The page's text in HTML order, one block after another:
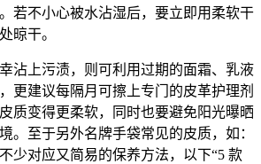
若不小心被水沾湿后，要立即用柔软干
晾干。
沾上污渍，则可利用过期的面霜、乳液
更建议每隔月可擦上专门的皮革护理剂
质变得更柔软，同时也要避免阳光曝晒
。至于另外名牌手袋常见的皮质，如：
少对应又简易的保养方法，以下“5 款